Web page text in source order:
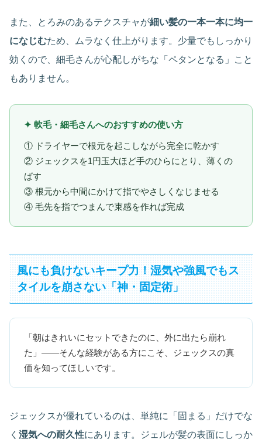
また、とろみのあるテクスチャが細い髪の一本一本に均一
になじむため、ムラなく仕上がります。少量でもしっかり
効くので、細毛さんが心配しがちな「ペタンとなる」こと
もありません。
✦ 軟毛・細毛さんへのおすすめの使い方
① ドライヤーで根元を起こしながら完全に乾かす
② ジェックスを1円玉大ほど手のひらにとり、薄くの
ばす
③ 根元から中間にかけて指でやさしくなじませる
④ 毛先を指でつまんで束感を作れば完成
風にも負けないキープ力！湿気や強風でもス
タイルを崩さない「神・固定術」
「朝はきれいにセットできたのに、外に出たら崩れ
た」——そんな経験がある方にこそ、ジェックスの真
価を知ってほしいです。
ジェックスが優れているのは、単純に「固まる」だけでな
く 湿気への耐久性にあります。ジェルが髪の表面にしっか